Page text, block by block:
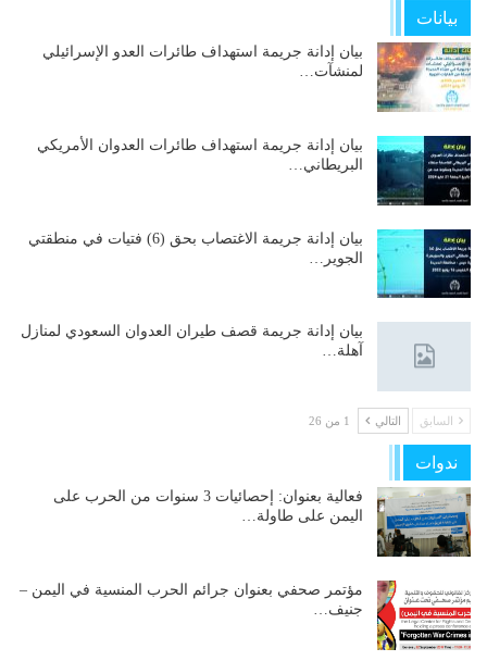
بيانات
بيان إدانة جريمة استهداف طائرات العدو الإسرائيلي
لمنشآت…
بيان إدانة جريمة استهداف طائرات العدوان الأمريكي
البريطاني…
بيان إدانة جريمة الاغتصاب بحق (6) فتيات في منطقتي
الجوير…
بيان إدانة جريمة قصف طيران العدوان السعودي لمنازل
آهلة…
السابق التالي 1 من 26
ندوات
فعالية بعنوان: إحصائيات 3 سنوات من الحرب على
اليمن على طاولة…
مؤتمر صحفي بعنوان جرائم الحرب المنسية في اليمن –
جنيف…